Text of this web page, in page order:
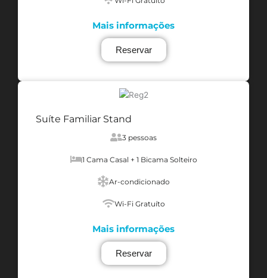
Mais informações
Reservar
Suíte Familiar Stand
3 pessoas
1 Cama Casal + 1 Bicama Solteiro
Ar-condicionado
Wi-Fi Gratuíto
Mais informações
Reservar